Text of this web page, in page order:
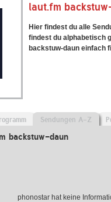
laut.fm
Hier findest du alle
findest du alphabetisch
backstuw-daun einfach
Sendungen A-Z
backstuw-daun
phonostar hat keine